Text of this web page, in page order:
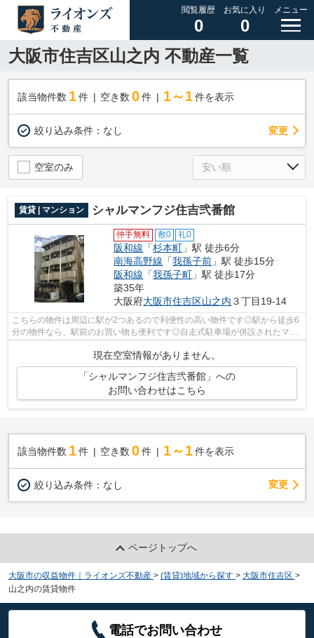
閲覧履歴
0
お気に入り
0
メニュー
大阪市住吉区山之内 不動産一覧
該当物件数 1件 空き数 0 件 1～1 件を表示
絞り込み条件： なし 変更
空室のみ
賃貸 | マンション シャルマンフジ住吉弐番館
仲手無料 敷0 礼0
阪和線 「杉本町 」駅 徒歩6分
南海高野線 「我孫子前 」駅 徒歩15分
阪和線 「我孫子町 」駅 徒歩17分
築35年
大阪府大阪市住吉区山之内 ３丁目19-14
こちらの物件は周辺に駅が2つあるので利便性の高い物件です◎駅から徒歩6
分の物件なら、駅前のお買い物も便利です◎自走式駐車場が併設されたマン
現在空室情報がありません。
「シャルマンフジ住吉弐番館」への
お問い合わせはこちら
該当物件数 1件 空き数 0 件 1～1 件を表示
絞り込み条件： なし 変更
ページトップへ
大阪市の収益物件｜ライオンズ不動産 > (賃貸)地域から探す > 大阪市住吉区 >
山之内の賃貸物件
電話でお問い合わせ